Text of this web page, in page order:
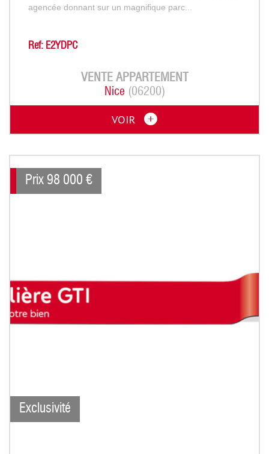
agencée donnant sur un magnifique parc...
Ref: E2YDPC
VENTE APPARTEMENT
Nice (06200)
VOIR
Exclusivité
Prix 98 000 €